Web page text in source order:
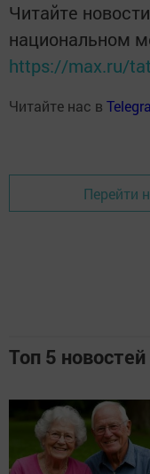
Читайте
национальном
https://max.ru/
Читайте нас в
Перейти
Топ 5 новостей